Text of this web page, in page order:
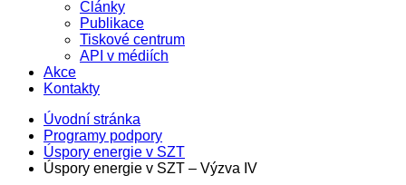
Články
Publikace
Tiskové centrum
API v médiích
Akce
Kontakty
Úvodní stránka
Programy podpory
Úspory energie v SZT
Úspory energie v SZT – Výzva IV